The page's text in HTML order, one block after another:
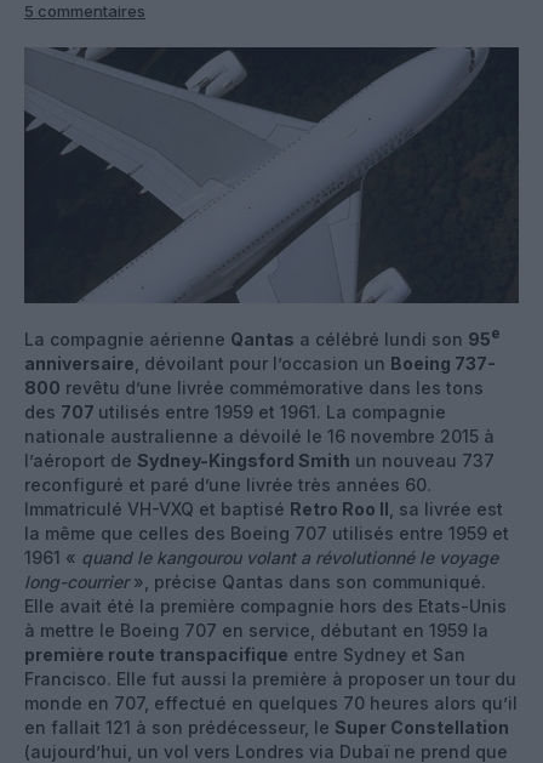
5 commentaires
La compagnie aérienne Qantas a célébré lundi son 95e
anniversaire , dévoilant pour l’occasion un Boeing 737-
800 revêtu d’une livrée commémorative dans les tons
des 707 utilisés entre 1959 et 1961. La compagnie
nationale australienne a dévoilé le 16 novembre 2015 à
l’aéroport de Sydney-Kingsford Smith un nouveau 737
reconfiguré et paré d’une livrée très années 60.
Immatriculé VH-VXQ et baptisé Retro Roo II , sa livrée est
la même que celles des Boeing 707 utilisés entre 1959 et
1961 « quand le kangourou volant a révolutionné le voyage
long-courrier», précise Qantas dans son communiqué.
Elle avait été la première compagnie hors des Etats-Unis
à mettre le Boeing 707 en service, débutant en 1959 la
première route transpacifique entre Sydney et San
Francisco. Elle fut aussi la première à proposer un tour du
monde en 707, effectué en quelques 70 heures alors qu’il
en fallait 121 à son prédécesseur, le Super Constellation
(aujourd’hui, un vol vers Londres via Dubaï ne prend que